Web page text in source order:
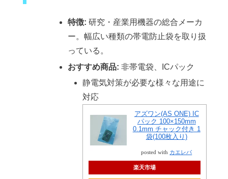
特徴: 研究・産業用機器の総合メーカ
ー。幅広い種類の帯電防止袋を取り扱
っている。
おすすめ商品: 非帯電袋、ICパック
静電気対策が必要な様々な用途に
対応
アズワン(AS ONE) IC
パック 100×150mm
0.1mm チャック付き 1
袋(100枚入り)
posted with カエレバ
楽天市場